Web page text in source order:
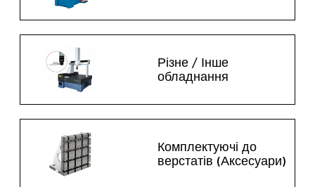
Різне / Інше
обладнання
Комплектуючі до
верстатів (Аксесуари)